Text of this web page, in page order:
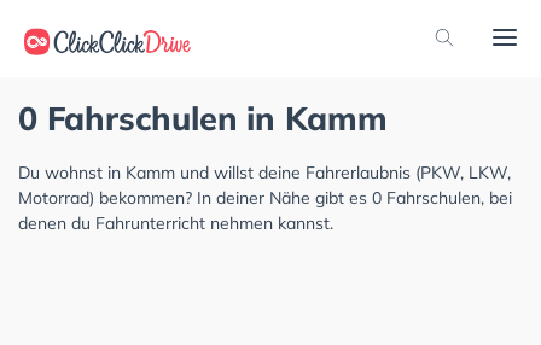
0 Fahrschulen in Kamm
Du wohnst in Kamm und willst deine Fahrerlaubnis (PKW, LKW,
Motorrad) bekommen? In deiner Nähe gibt es 0 Fahrschulen, bei
denen du Fahrunterricht nehmen kannst.